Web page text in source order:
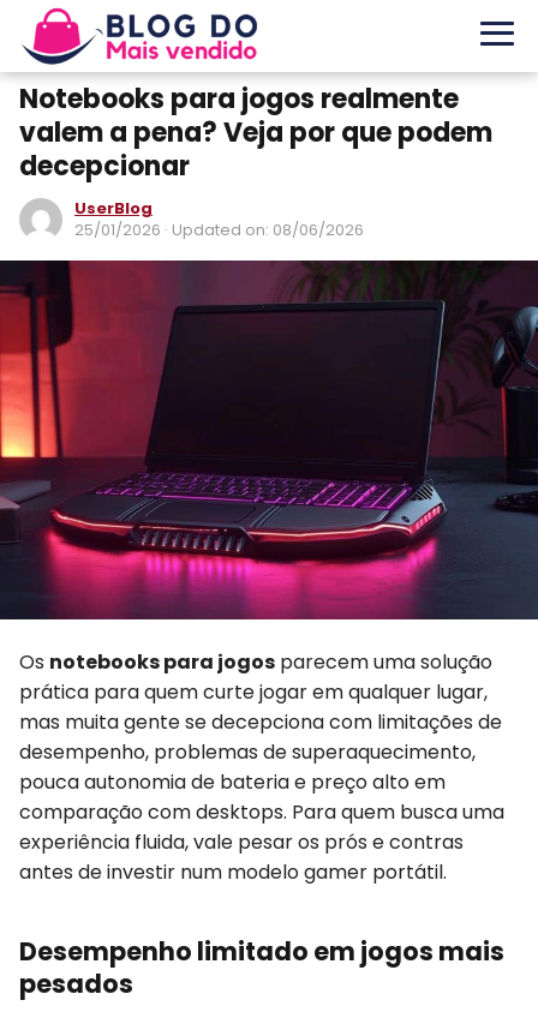
Notebooks para jogos realmente
valem a pena? Veja por que podem
decepcionar
UserBlog
25/01/2026 · Updated on: 08/06/2026
Os notebooks para jogos parecem uma solução
prática para quem curte jogar em qualquer lugar,
mas muita gente se decepciona com limitações de
desempenho, problemas de superaquecimento,
pouca autonomia de bateria e preço alto em
comparação com desktops. Para quem busca uma
experiência fluida, vale pesar os prós e contras
antes de investir num modelo gamer portátil.
Desempenho limitado em jogos mais
pesados